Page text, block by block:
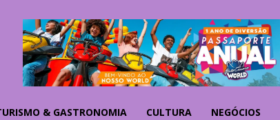
& GASTRONOMIA CULTURA NEGÓCIOS